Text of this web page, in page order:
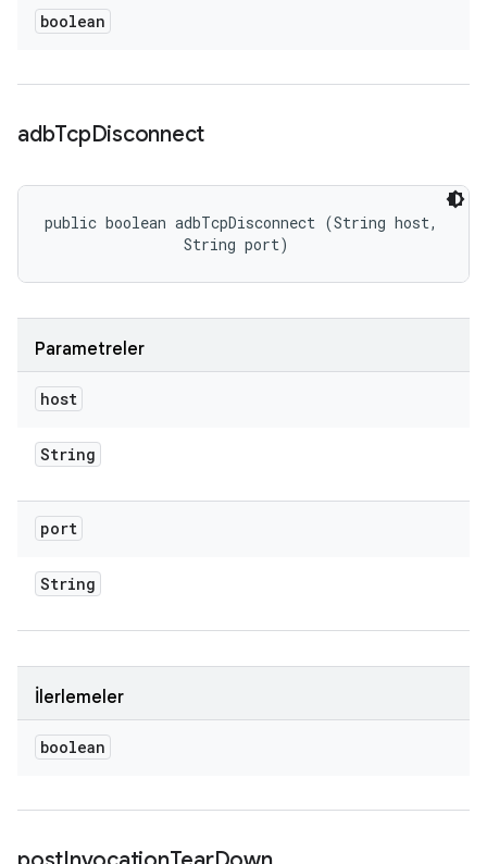
boolean
adbTcpDisconnect
public boolean adbTcpDisconnect (String host,
                String port)
Parametreler
host
String
port
String
İlerlemeler
boolean